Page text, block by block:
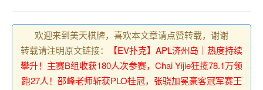
欢迎来到美天棋牌，喜欢本文章请点赞转载，谢谢
转载请注明原文链接：
【EV扑克】APL济州岛｜热度持续
攀升！主赛B组收获180人次参赛，Chai Yijie狂揽78.1万领
跑27人！邵峰老师斩获PLO桂冠，张骁加冕豪客冠军赛王